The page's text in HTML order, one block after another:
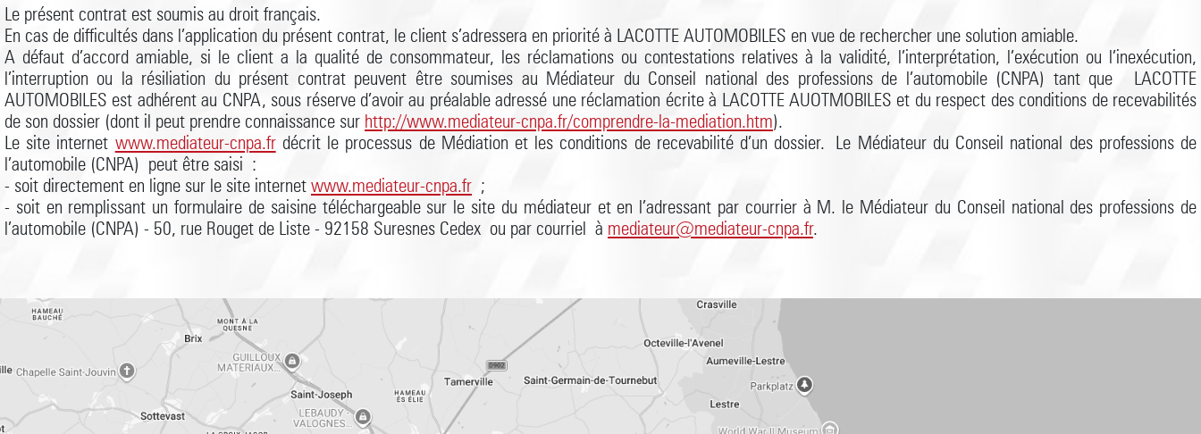
Le présent contrat est soumis au droit français.
En cas de difficultés dans l’application du présent contrat, le client s’adressera en priorité à LACOTTE AUTOMOBILES en vue de rechercher une solution amiable.
A défaut d’accord amiable, si le client a la qualité de consommateur, les réclamations ou contestations relatives à la validité, l’interprétation, l’exécution ou l’inexécution,
l’interruption ou la résiliation du présent contrat peuvent être soumises au Médiateur du Conseil national des professions de l’automobile (CNPA) tant que LACOTTE
AUTOMOBILES est adhérent au CNPA, sous réserve d’avoir au préalable adressé une réclamation écrite à LACOTTE AUOTMOBILES et du respect des conditions de recevabilités
de son dossier (dont il peut prendre connaissance sur http://www.mediateur-cnpa.fr/comprendre-la-mediation.htm).
Le site internet www.mediateur-cnpa.frdécrit le processus de Médiation et les conditions de recevabilité d’un dossier. Le Médiateur du Conseil national des professions de
l’automobile (CNPA) peut être saisi :
- soit directement en ligne sur le site internetwww.mediateur-cnpa.fr ;
- soit en remplissant un formulaire de saisine téléchargeable sur le site du médiateur et en l’adressant par courrier à M. le Médiateur du Conseil national des professions de
l’automobile (CNPA) - 50, rue Rouget de Liste - 92158 Suresnes Cedex ou par courriel à mediateur@mediateur-cnpa.fr.